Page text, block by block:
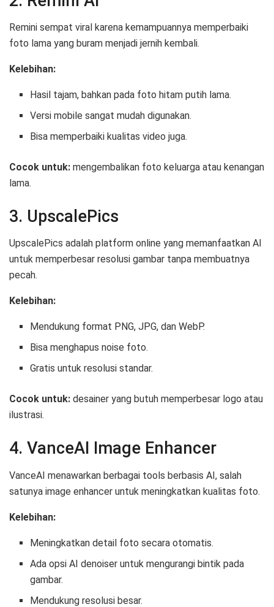
Remini sempat viral karena kemampuannya memperbaiki
foto lama yang buram menjadi jernih kembali.
Kelebihan:
Hasil tajam, bahkan pada foto hitam putih lama.
Versi mobile sangat mudah digunakan.
Bisa memperbaiki kualitas video juga.
Cocok untuk: mengembalikan foto keluarga atau kenangan
lama.
3. UpscalePics
UpscalePics adalah platform online yang memanfaatkan AI
untuk memperbesar resolusi gambar tanpa membuatnya
pecah.
Kelebihan:
Mendukung format PNG, JPG, dan WebP.
Bisa menghapus noise foto.
Gratis untuk resolusi standar.
Cocok untuk: desainer yang butuh memperbesar logo atau
ilustrasi.
4. VanceAI Image Enhancer
VanceAI menawarkan berbagai tools berbasis AI, salah
satunya image enhancer untuk meningkatkan kualitas foto.
Kelebihan:
Meningkatkan detail foto secara otomatis.
Ada opsi AI denoiser untuk mengurangi bintik pada
gambar.
Mendukung resolusi besar.